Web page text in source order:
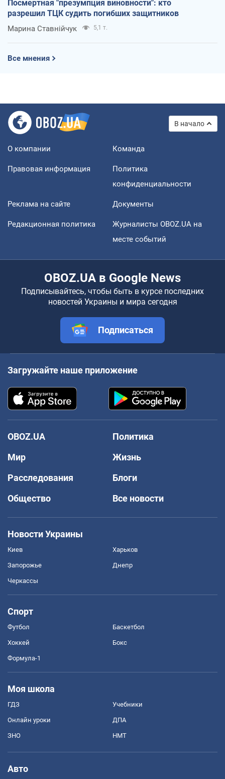
Посмертная "презумпция виновности": кто
разрешил ТЦК судить погибших защитников
Марина Ставнійчук 5,1 т.
Все мнения
В начало
О компании Команда
Правовая информация
Политика
конфиденциальности
Реклама на сайте Документы
Редакционная политика
Журналисты OBOZ.UA на
месте событий
OBOZ.UA в Google News
Подписывайтесь, чтобы быть в курсе последних
новостей Украины и мира сегодня
Подписаться
Загружайте наше приложение
OBOZ.UA
Политика
Мир
Жизнь
Расследования
Блоги
Общество
Все новости
Новости Украины
Киев Харьков
Запорожье Днепр
Черкассы
Спорт
Футбол Баскетбол
Хоккей Бокс
Формула-1
Моя школа
ГДЗ Учебники
Онлайн уроки ДПА
ЗНО НМТ
Авто